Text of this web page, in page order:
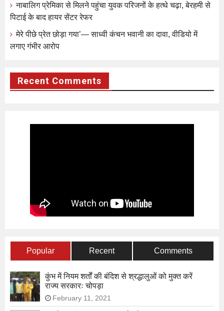
नाबालिग प्रेमिका से मिलने पहुंचा युवक परिजनों के हत्थे चढ़ा, बेरहमी से
पिटाई के बाद हायर सेंटर रेफर
मेरे पीछे प्रेत छोड़ा गया’— साध्वी कंचन भवानी का दावा, वीडियो में
लगाए गंभीर आरोप
Recent Comments
Popular Recent Comments
कुंभ में नियम शर्तों की बंदिश से श्रद्धालुओं को मुक्त करें
राज्य सरकारः चोपड़ा
February 11, 2021